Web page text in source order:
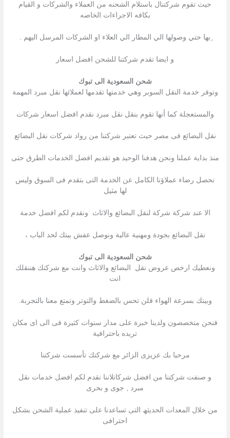
حيث تقوم شركتنال باستلام الشحنه من العملاء والشركات و القيام
بكافه الاجراءات الخاصه
ِبها حتي وصولها الي المطار الي العلاء او الشركات المرسل اليهم .
و ايضا تقدم شركتنا للشحن افضل اسعار
شحن السعودية الى تبوك
وتوفر خدمة النقل السوبر وهي خدمتها تقدمها لعملائها نقل مبرد المهمة
والمستعجلة كما أنها تقوم بنقل نقل مبرد نقدم افضل اسعار شركات
نقل البضائع فى مصر حيث تعتبر شركتنا من رواد شركات نقل البضائع
منذ بداية عملنا ونحن هدفنا الوحيد هو تقديم افضل الخدمات الطرق حتى
نحصل رضاء عملاؤنا الكامل عن الخدمة التى بتقدم فى السوق وليس
لها مثيل
الا عند شركة شركة لنقل البضائع والاثاث ونقدم لكم افضل خدمة
نقل البضائع بجودة ومهنية عالية ونوصل عفش بيتك لحد الباب ،
شحن السعودية الى تبوك
ونعطيك ارخص عروض نقل البضائع والاثاث وانت مع شركتك هننقلك
انت
وبيتك بسرعة الهواء فلن تحس بالضغط والتوتر وتمتع معنا بالتجربة.
فنحن متخصصون ولدينا خبرة على مدار سنوات كثيرة فى الى اى مكان
تريده باحترافية
مرحبا بك عزیزى الزائر مع شركتك تأسست شركتنا
و صنفت شركتنا من افضل شركاتلاننا نقدم لكم افضل خدمات نقل
مبرد , جوى و بحرى
من خلال المعدات الحدیثھ التى تساعدنا على تنفیذ عملیة الشحن بشكل
احترافى